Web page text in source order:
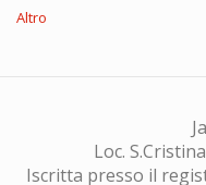
Altro
Loc.
Iscritta presso il